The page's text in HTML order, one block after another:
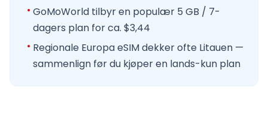
GoMoWorld tilbyr en populær 5 GB / 7-
dagers plan for ca. $3,44
Regionale Europa eSIM dekker ofte Litauen —
sammenlign før du kjøper en lands-kun plan